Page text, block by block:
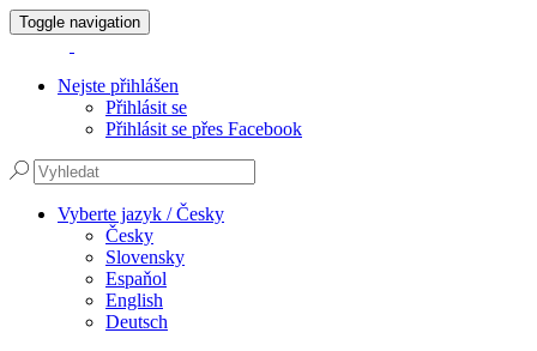
Toggle navigation
Nejste přihlášen
Přihlásit se
Přihlásit se přes Facebook
Vyberte jazyk / Česky
Česky
Slovensky
Espaňol
English
Deutsch